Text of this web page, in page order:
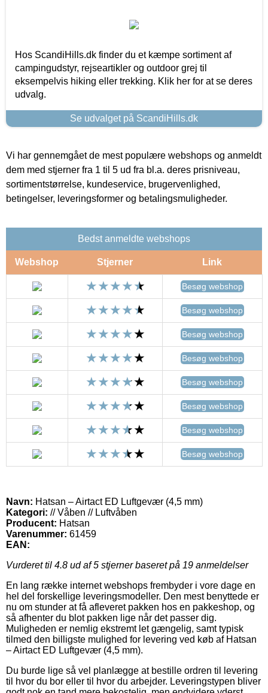
Hos ScandiHills.dk finder du et kæmpe sortiment af
campingudstyr, rejseartikler og outdoor grej til
eksempelvis hiking eller trekking. Klik her for at se deres
udvalg.
Se udvalget på ScandiHills.dk
Vi har gennemgået de mest populære webshops og anmeldt
dem med stjerner fra 1 til 5 ud fra bl.a. deres prisniveau,
sortimentstørrelse, kundeservice, brugervenlighed,
betingelser, leveringsformer og betalingsmuligheder.
Bedst anmeldte webshops
Webshop Stjerner Link
Besøg webshop
Besøg webshop
Besøg webshop
Besøg webshop
Besøg webshop
Besøg webshop
Besøg webshop
Besøg webshop
Navn: Hatsan – Airtact ED Luftgevær (4,5 mm)
Kategori: // Våben // Luftvåben
Producent: Hatsan
Varenummer: 61459
EAN:
Vurderet til 4.8 ud af 5 stjerner baseret på 19 anmeldelser
En lang række internet webshops frembyder i vore dage en
hel del forskellige leveringsmodeller. Den mest benyttede er
nu om stunder at få afleveret pakken hos en pakkeshop, og
så afhenter du blot pakken lige når det passer dig.
Muligheden er nemlig ekstremt let gængelig, samt typisk
tilmed den billigste mulighed for levering ved køb af Hatsan
– Airtact ED Luftgevær (4,5 mm).
Du burde lige så vel planlægge at bestille ordren til levering
til hvor du bor eller til hvor du arbejder. Leveringstypen bliver